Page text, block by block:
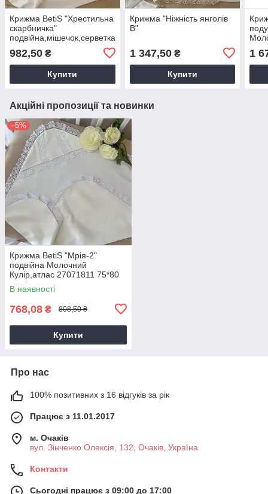
Крижма BetiS "Хрестильна
скарбничка"
подвійна,мішечок,серветка
75*80 см
982,50 ₴
Купити
Крижма "Ніжність янголів
В"
1 347,50₴
Купити
(р)
1
Акційні пропозиції та новинки
–5%
Крижма BetiS "Мрія-2"
подвійна Молочний
Кулір,атлас 27071811 75*80
см
В наявності
768,08 ₴ 808,50 ₴
Купити
Про нас
100% позитивних з 16 відгуків за рік
Працює з 11.01.2017
м. Очаків
вул. Зінченко Олексія, 132, Очаків, Україна
Контакти
Сьогодні працює з 09:00 до 17:00